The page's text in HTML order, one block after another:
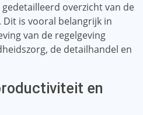
overzicht van de
is vooral belangrijk in
van de regelgeving
de detailhandel en
en